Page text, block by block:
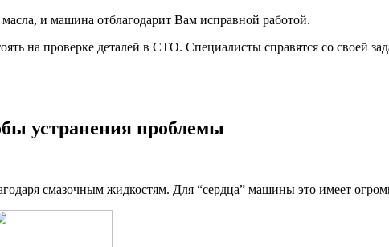
и машина отблагодарит Вам исправной работой.
на проверке деталей в СТО. Специалисты справятся со своей
устранения проблемы
смазочным жидкостям. Для “сердца” машины это имеет